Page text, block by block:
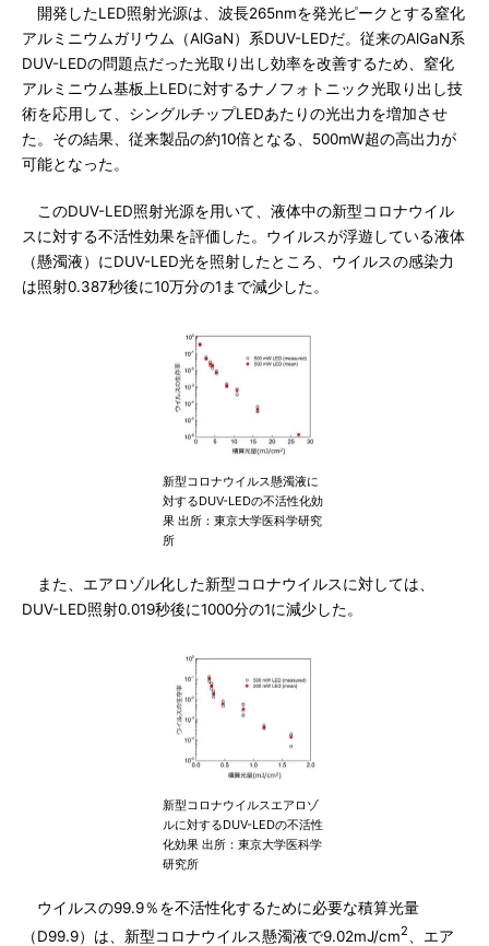
開発したLED照射光源は、波長265nmを発光ピークとする窒化
アルミニウムガリウム（AlGaN）系DUV-LEDだ。従来のAlGaN系
DUV-LEDの問題点だった光取り出し効率を改善するため、窒化
アルミニウム基板上LEDに対するナノフォトニック光取り出し技
術を応用して、シングルチップLEDあたりの光出力を増加させ
た。その結果、従来製品の約10倍となる、500mW超の高出力が
可能となった。
このDUV-LED照射光源を用いて、液体中の新型コロナウイル
スに対する不活性効果を評価した。ウイルスが浮遊している液体
（懸濁液）にDUV-LED光を照射したところ、ウイルスの感染力
は照射0.387秒後に10万分の1まで減少した。
新型コロナウイルス懸濁液に
対するDUV-LEDの不活性化効
果 出所：東京大学医科学研究
所
また、エアロゾル化した新型コロナウイルスに対しては、
DUV-LED照射0.019秒後に1000分の1に減少した。
新型コロナウイルスエアロゾ
ルに対するDUV-LEDの不活性
化効果 出所：東京大学医科学
研究所
ウイルスの99.9％を不活性化するために必要な積算光量
（D99.9）は、新型コロナウイルス懸濁液で9.02mJ/cm2
、エア